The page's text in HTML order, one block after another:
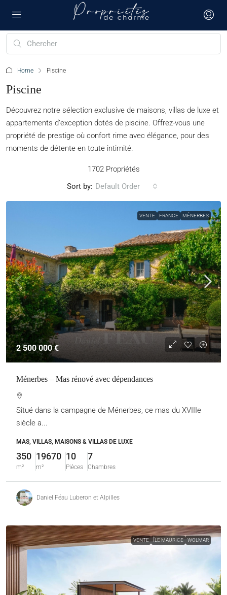
Home Piscine
Piscine
Découvrez notre sélection exclusive de maisons, villas de luxe et
appartements d’exception dotés de piscine. Offrez-vous une
propriété de prestige où confort rime avec élégance, pour des
moments de détente en toute intimité.
1702 Propriétés
Sort by: Default Order
VENTE FRANCE MÉNERBES
2 500 000 €
Ménerbes – Mas rénové avec dépendances
Situé dans la campagne de Ménerbes, ce mas du XVIIIe
siècle a...
MAS, VILLAS, MAISONS & VILLAS DE LUXE
350
m²
19670
m²
10
Pièces
7
Chambres
Daniel Féau Luberon et Alpilles
VENTE ÎLE MAURICE WOLMAR